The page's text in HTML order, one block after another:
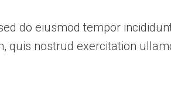
do eiusmod tempor
quis nostrud exercitation